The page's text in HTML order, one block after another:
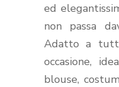
ed
non passa
Adatto a
occasione,
blouse,